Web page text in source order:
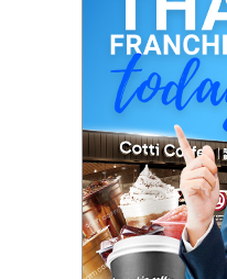
ปรึกษา
การ
ลงทุน
และ